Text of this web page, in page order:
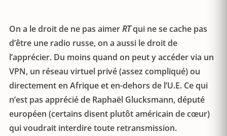
On a le droit de ne pas aimerRTqui ne se cache pas
d’être une radio russe, on a aussi le droit de
l’apprécier. Du moins quand on peut y accéder via un
VPN, un réseau virtuel privé (assez compliqué) ou
directement en Afrique et en-dehors de l’U.E. Ce qui
n’est pas apprécié de Raphaël Glucksmann, député
européen (certains disent plutôt américain de cœur)
qui voudrait interdire toute retransmission.